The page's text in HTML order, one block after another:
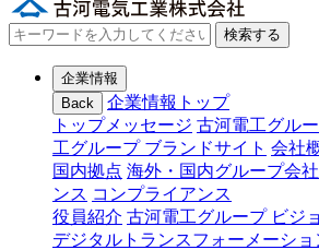
検索する
企業情報
Back
企業情報トップ
トップメッセージ 古河電工グル
工グループ ブランドサイト 会社
国内拠点 海外・国内グループ会社
ンス コンプライアンス
役員紹介 古河電工グループ ビジ
デジタルトランスフォーメーショ